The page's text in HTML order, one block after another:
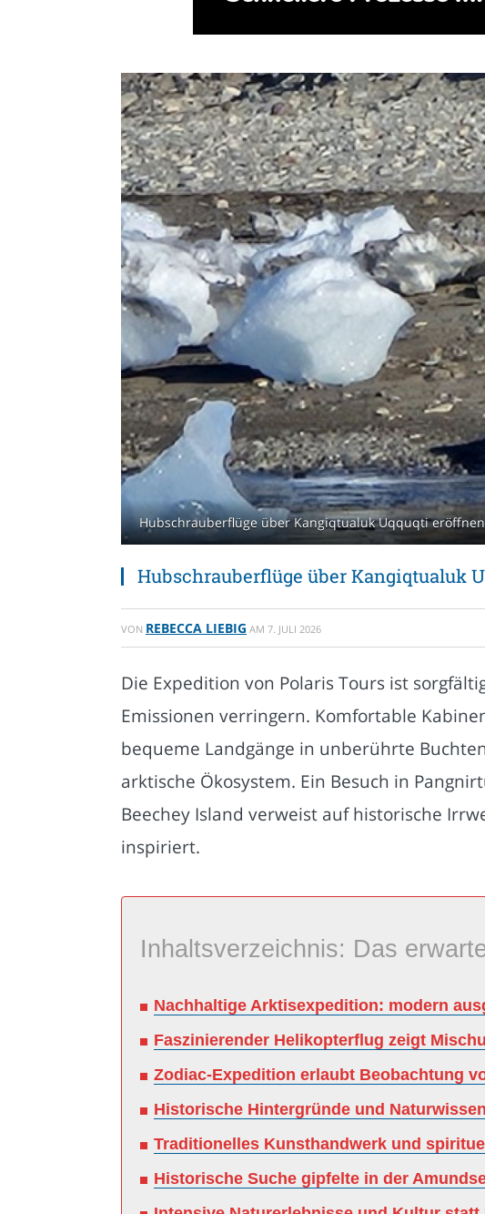
Hubschrauberflüge über Kangiqtualuk Uqquqti
Hubschrauberflüge über Kangiqtualuk
VON REBECCA LIEBIG AM 7. JULI 2026
Die Expedition von Polaris Tours ist
Emissionen verringern. Komfortable
bequeme Landgänge in unberührte
arktische Ökosystem. Ein Besuch in
Beechey Island verweist auf historische
inspiriert.
Inhaltsverzeichnis: Das
Nachhaltige Arktisexpedition: modern
Faszinierender Helikopterflug zeigt
Zodiac-Expedition erlaubt Beobachtung
Historische Hintergründe und
Traditionelles Kunsthandwerk und
Historische Suche gipfelte in der